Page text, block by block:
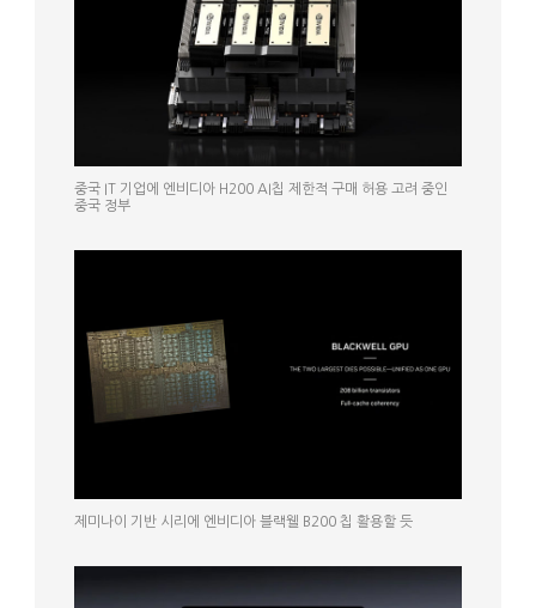
중국 IT 기업에 엔비디아 H200 AI칩 제한적 구매 허용 고려 중인
중국 정부
제미나이 기반 시리에 엔비디아 블랙웰 B200 칩 활용할 듯